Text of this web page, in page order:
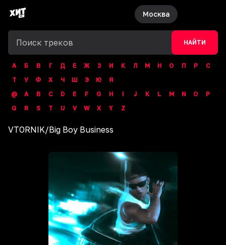
Москва
НАЙТИ
А Б В Г Д Е Ж З И К Л М Н О П Р
С
Т
У Ф Х Ч Ш Э Ю
Я
@
A B C D E F G H I J K L M N O
P
Q
R S T U V W X Y Z
VTORNIK/Big Boy Business